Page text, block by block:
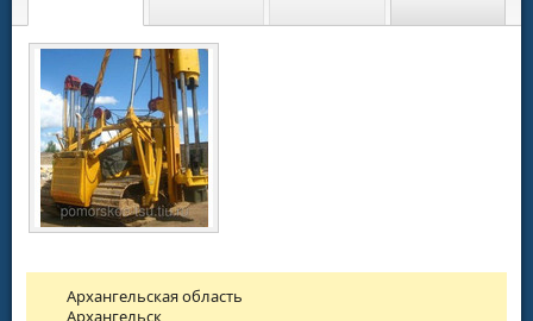
Архангельская область
Архангельск